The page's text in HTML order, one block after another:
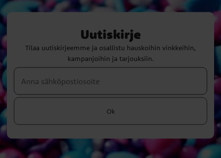
Uutiskirje
Tilaa uutiskirjeemme ja osallistu hauskoihin vinkkeihin,
kampanjoihin ja tarjouksiin.
Ok